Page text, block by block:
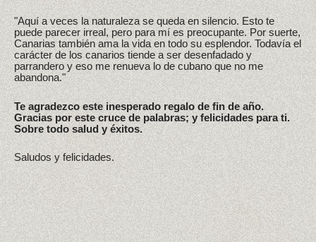
"Aquí a veces la naturaleza se queda en silencio. Esto te
puede parecer irreal, pero para mí es preocupante. Por suerte,
Canarias también ama la vida en todo su esplendor. Todavía el
carácter de los canarios tiende a ser desenfadado y
parrandero y eso me renueva lo de cubano que no me
abandona."
Te agradezco este inesperado regalo de fin de año.
Gracias por este cruce de palabras; y felicidades para ti.
Sobre todo salud y éxitos.
Saludos y felicidades.